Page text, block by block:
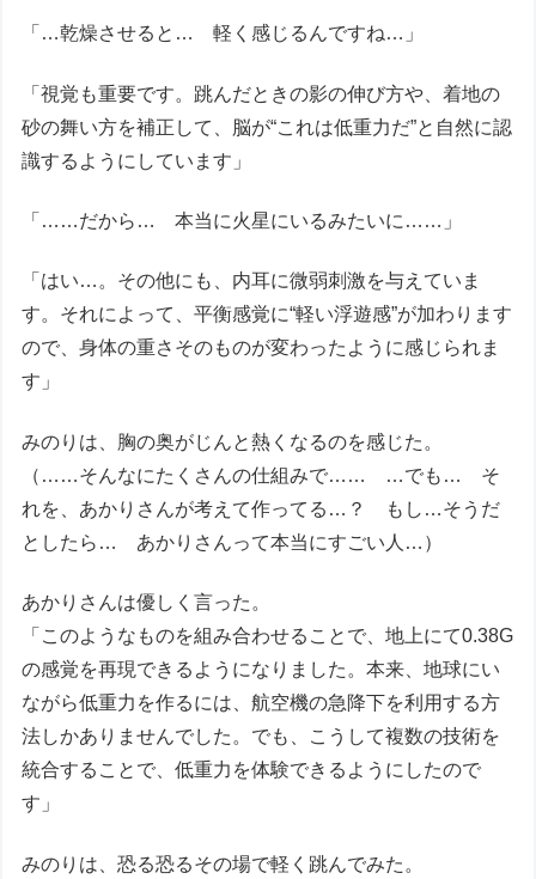
「…乾燥させると… 軽く感じるんですね…」
「視覚も重要です。跳んだときの影の伸び方や、着地の
砂の舞い方を補正して、脳が“これは低重力だ”と自然に認
識するようにしています」
「……だから… 本当に火星にいるみたいに……」
「はい…。その他にも、内耳に微弱刺激を与えていま
す。それによって、平衡感覚に“軽い浮遊感”が加わります
ので、身体の重さそのものが変わったように感じられま
す」
みのりは、胸の奥がじんと熱くなるのを感じた。
（……そんなにたくさんの仕組みで…… …でも… そ
れを、あかりさんが考えて作ってる…？ もし…そうだ
としたら… あかりさんって本当にすごい人…）
あかりさんは優しく言った。
「このようなものを組み合わせることで、地上にて0.38G
の感覚を再現できるようになりました。本来、地球にい
ながら低重力を作るには、航空機の急降下を利用する方
法しかありませんでした。でも、こうして複数の技術を
統合することで、低重力を体験できるようにしたので
す」
みのりは、恐る恐るその場で軽く跳んでみた。